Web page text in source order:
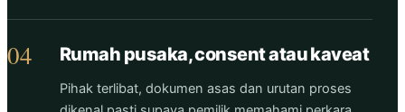
04 Rumah pusaka, consent atau kaveat
Pihak terlibat, dokumen asas dan urutan proses